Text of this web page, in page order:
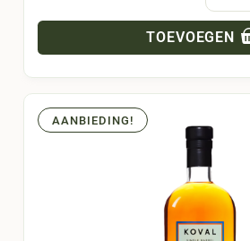
TOEVOEGEN
AANBIEDING!